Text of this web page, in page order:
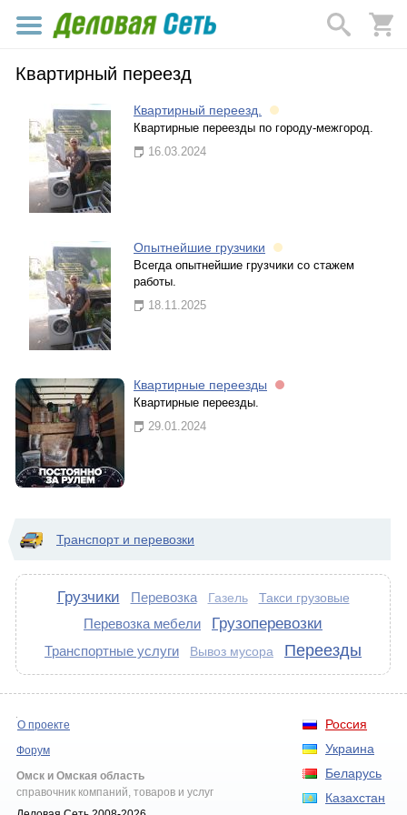
Квартирный переезд
Квартирный переезд.
Квартирные переезды по городу-межгород.
16.03.2024
Опытнейшие грузчики
Всегда опытнейшие грузчики со стажем
работы.
18.11.2025
Квартирные переезды
Квартирные переезды.
29.01.2024
Транспорт и перевозки
Грузчики Перевозка Газель Такси грузовые
Перевозка мебели Грузоперевозки
Транспортные услуги Вывоз мусора Переезды
Россия
Украина
Беларусь
Казахстан
О проекте
Форум
Омск и Омская область
справочник компаний, товаров и услуг